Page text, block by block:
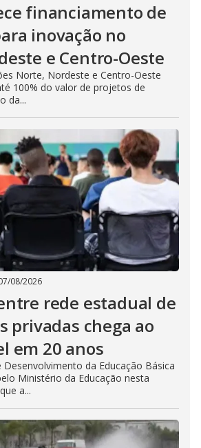
financiamento de
inovação no
e Centro-Oeste
Norte, Nordeste e Centro-Oeste
100% do valor de projetos de
da...
08/2026
rede estadual de
privadas chega ao
em 20 anos
da Educação Básica
Ministério da Educação nesta
a...